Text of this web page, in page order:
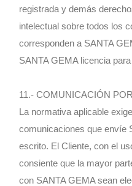
registrada y demás
intelectual sobre todos los
corresponden a SANTA
SANTA GEMA licencia
11.- COMUNICACIÓN
La normativa aplicable
comunicaciones que envíe
escrito. El Cliente, con el
consiente que la mayor
con SANTA GEMA sean